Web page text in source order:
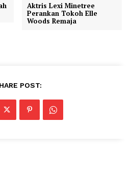
Aktris Lexi Minetree
Perankan Tokoh Elle
Woods Remaja
POST: